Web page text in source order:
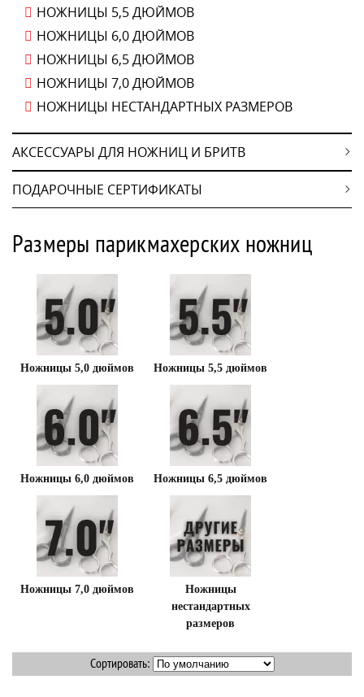
Olivia Garden
Ryoto
Suntachi
Takara
Tayo
20
8,5"
9"
3
10"
НОЖНИЦЫ 5,5 ДЮЙМОВ
НОЖНИЦЫ 6,0 ДЮЙМОВ
НОЖНИЦЫ 6,5 ДЮЙМОВ
НОЖНИЦЫ 7,0 ДЮЙМОВ
НОЖНИЦЫ НЕСТАНДАРТНЫХ РАЗМЕРОВ
АКСЕССУАРЫ ДЛЯ НОЖНИЦ И БРИТВ
ПОДАРОЧНЫЕ СЕРТИФИКАТЫ
Размеры парикмахерских ножниц
Ножницы 5,0 дюймов Ножницы 5,5 дюймов
Ножницы 6,0 дюймов Ножницы 6,5 дюймов
Ножницы 7,0 дюймов
Ножницы
нестандартных
размеров
Сортировать: